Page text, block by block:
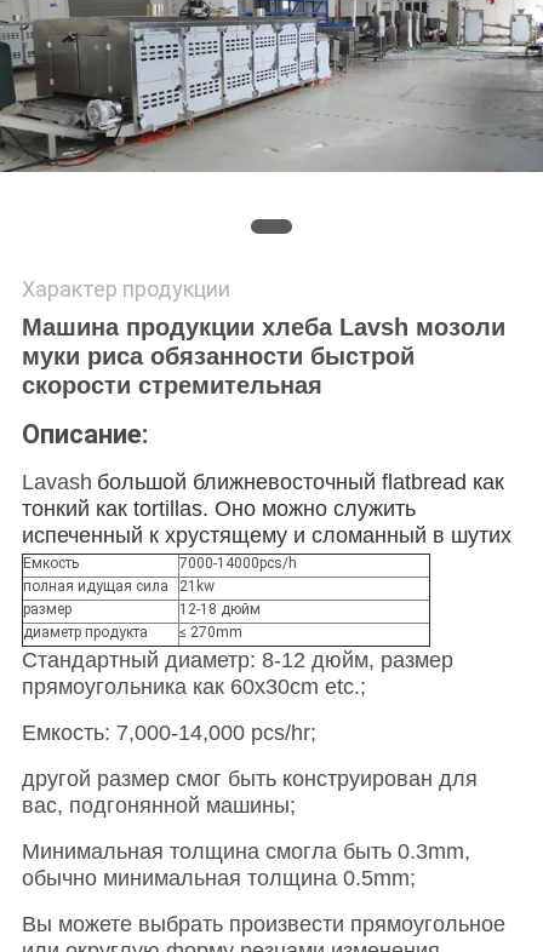
Характер продукции
Машина продукции хлеба Lavsh мозоли
муки риса обязанности быстрой
скорости стремительная
Описание:
Lavash большой ближневосточный flatbread как
тонкий как tortillas. Оно можно служить
испеченный к хрустящему и сломанный в шутих
Емкость
7000-14000pcs/h
полная идущая сила
21kw
размер
12-18 дюйм
диаметр продукта
≤ 270mm
Стандартный диаметр: 8-12 дюйм, размер
прямоугольника как 60x30cm etc.;
Емкость: 7,000-14,000 pcs/hr;
другой размер смог быть конструирован для
вас, подгонянной машины;
Минимальная толщина смогла быть 0.3mm,
обычно минимальная толщина 0.5mm;
Вы можете выбрать произвести прямоугольное